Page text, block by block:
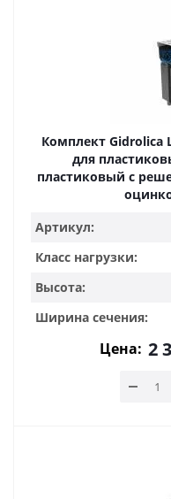
Комплект Gidrolica
для
пластиковый с решеткой РВ -10.10,8.100 стальной
Артикул:
Класс нагрузки:
Высота:
Ширина сечения:
Цена: 2